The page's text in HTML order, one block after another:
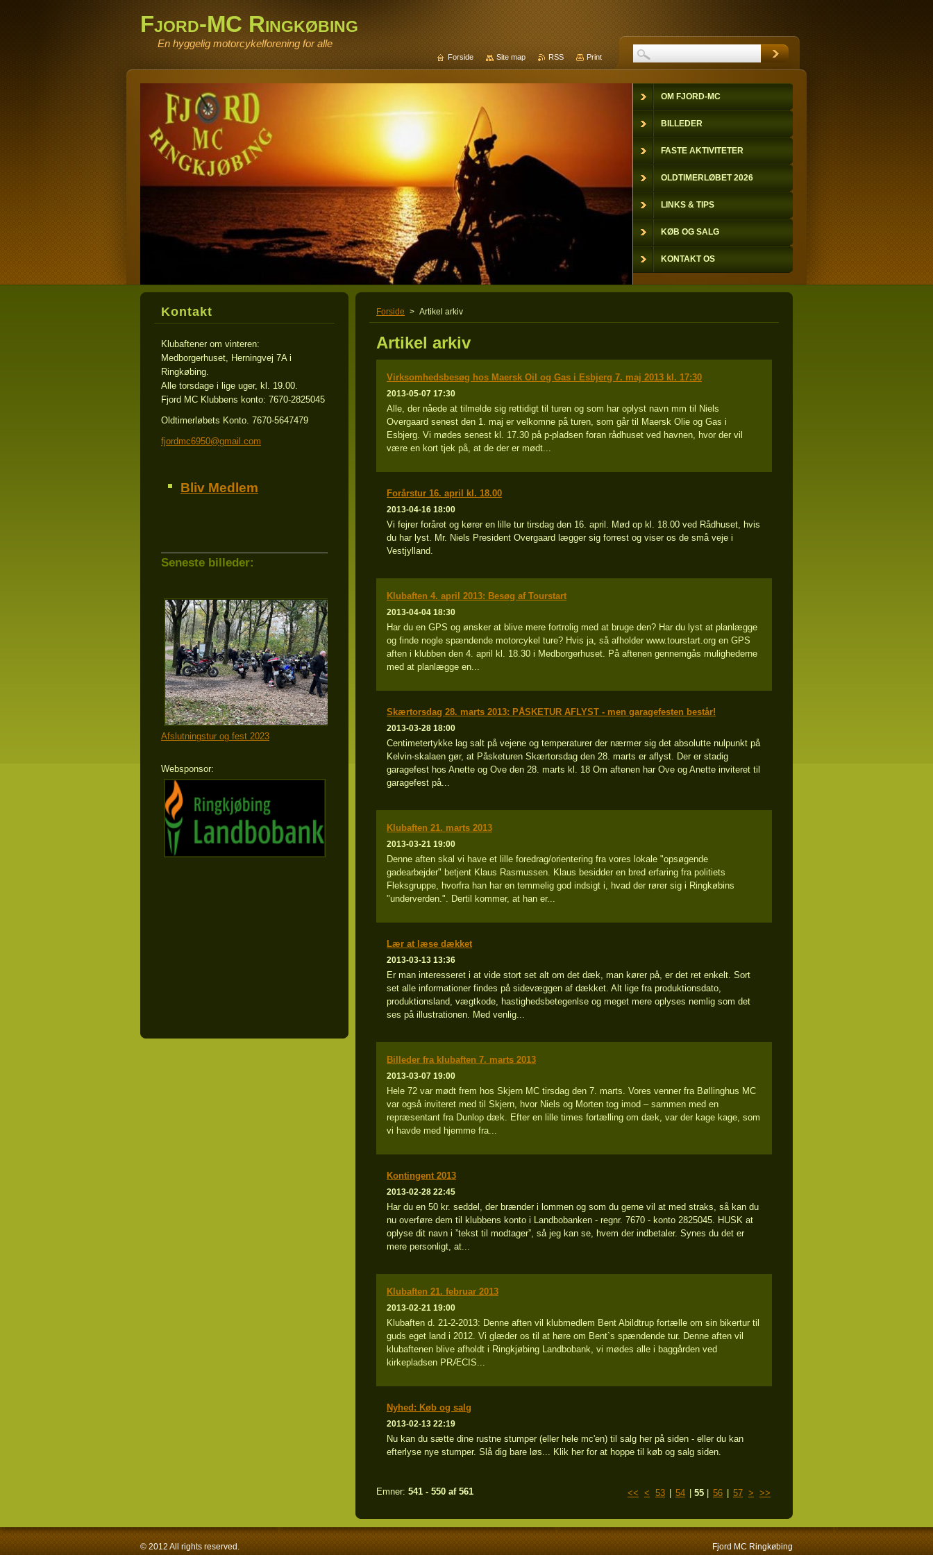
Fjord-MC Ringkøbing
En hyggelig motorcykelforening for alle
Forside > Artikel arkiv
Artikel arkiv
Virksomhedsbesøg hos Maersk Oil og Gas i Esbjerg 7. maj 2013 kl. 17:30
2013-05-07 17:30
Alle, der nåede at tilmelde sig rettidigt til turen og som har oplyst navn mm til Niels
Overgaard senest den 1. maj er velkomne på turen, som går til Maersk Olie og Gas i
Esbjerg. Vi mødes senest kl. 17.30 på p-pladsen foran rådhuset ved havnen, hvor der vil
være en kort tjek på, at de der er mødt...
Forårstur 16. april kl. 18.00
2013-04-16 18:00
Vi fejrer foråret og kører en lille tur tirsdag den 16. april. Mød op kl. 18.00 ved Rådhuset, hvis
du har lyst. Mr. Niels President Overgaard lægger sig forrest og viser os de små veje i
Vestjylland.
Klubaften 4. april 2013: Besøg af Tourstart
2013-04-04 18:30
Har du en GPS og ønsker at blive mere fortrolig med at bruge den? Har du lyst at planlægge
og finde nogle spændende motorcykel ture? Hvis ja, så afholder www.tourstart.org en GPS
aften i klubben den 4. april kl. 18.30 i Medborgerhuset. På aftenen gennemgås mulighederne
med at planlægge en...
Skærtorsdag 28. marts 2013: PÅSKETUR AFLYST - men garagefesten består!
2013-03-28 18:00
Centimetertykke lag salt på vejene og temperaturer der nærmer sig det absolutte nulpunkt på
Kelvin-skalaen gør, at Påsketuren Skærtorsdag den 28. marts er aflyst. Der er stadig
garagefest hos Anette og Ove den 28. marts kl. 18 Om aftenen har Ove og Anette inviteret til
garagefest på...
Klubaften 21. marts 2013
2013-03-21 19:00
Denne aften skal vi have et lille foredrag/orientering fra vores lokale "opsøgende
gadearbejder" betjent Klaus Rasmussen. Klaus besidder en bred erfaring fra politiets
Fleksgruppe, hvorfra han har en temmelig god indsigt i, hvad der rører sig i Ringkøbins
"underverden.". Dertil kommer, at han er...
Lær at læse dækket
2013-03-13 13:36
Er man interesseret i at vide stort set alt om det dæk, man kører på, er det ret enkelt. Sort
set alle informationer findes på sidevæggen af dækket. Alt lige fra produktionsdato,
produktionsland, vægtkode, hastighedsbetegenlse og meget mere oplyses nemlig som det
ses på illustrationen. Med venlig...
Billeder fra klubaften 7. marts 2013
2013-03-07 19:00
Hele 72 var mødt frem hos Skjern MC tirsdag den 7. marts. Vores venner fra Bøllinghus MC
var også inviteret med til Skjern, hvor Niels og Morten tog imod – sammen med en
repræsentant fra Dunlop dæk. Efter en lille times fortælling om dæk, var der kage kage, som
vi havde med hjemme fra...
Kontingent 2013
2013-02-28 22:45
Har du en 50 kr. seddel, der brænder i lommen og som du gerne vil at med straks, så kan du
nu overføre dem til klubbens konto i Landbobanken - regnr. 7670 - konto 2825045. HUSK at
oplyse dit navn i ”tekst til modtager”, så jeg kan se, hvem der indbetaler. Synes du det er
mere personligt, at...
Klubaften 21. februar 2013
2013-02-21 19:00
Klubaften d. 21-2-2013: Denne aften vil klubmedlem Bent Abildtrup fortælle om sin bikertur til
guds eget land i 2012. Vi glæder os til at høre om Bent`s spændende tur. Denne aften vil
klubaftenen blive afholdt i Ringkjøbing Landbobank, vi mødes alle i baggården ved
kirkepladsen PRÆCIS...
Nyhed: Køb og salg
2013-02-13 22:19
Nu kan du sætte dine rustne stumper (eller hele mc'en) til salg her på siden - eller du kan
efterlyse nye stumper. Slå dig bare løs... Klik her for at hoppe til køb og salg siden.
Emner: 541 - 550 af 561 << < 53 54 55 56 57 > >>
Kontakt
Klubaftener om vinteren:
Medborgerhuset, Herningvej 7A i
Ringkøbing.
Alle torsdage i lige uger, kl. 19.00.
Fjord MC Klubbens konto: 7670-2825045
Oldtimerløbets Konto. 7670-5647479
fjordmc6950@gmai l.com
Bliv Medlem
Seneste billeder:
Afslutningstur og fest 2023
Websponsor:
OM FJORD-MC
BILLEDER
FASTE AKTIVITETER
OLDTIMERLØBET 2026
LINKS & TIPS
KØB OG SALG
KONTAKT OS
Forside Site map RSS Print
© 2012 All rights reserved. Fjord MC Ringkøbing